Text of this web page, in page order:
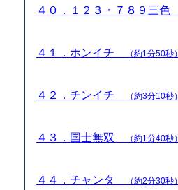
４０．１２３・７８９三色
４１．ホンイチ （約1分50秒）
４２．チンイチ （約3分10秒）
４３．国士無双 （約1分40秒）
４４．チャンタ （約2分30秒）